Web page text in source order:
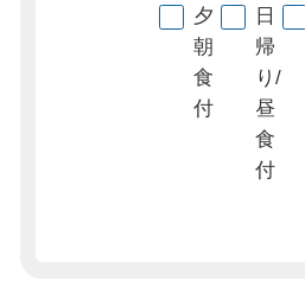
夕
朝
食
付
日
帰
り/
昼
食
付